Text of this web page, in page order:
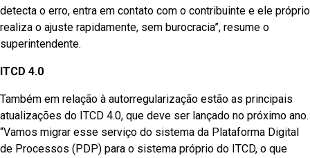
detecta o erro, entra em contato com o contribuinte e ele próprio
realiza o ajuste rapidamente, sem burocracia”, resume o
superintendente.
ITCD 4.0
Também em relação à autorregularização estão as principais
atualizações do ITCD 4.0, que deve ser lançado no próximo ano.
“Vamos migrar esse serviço do sistema da Plataforma Digital
de Processos (PDP) para o sistema próprio do ITCD, o que